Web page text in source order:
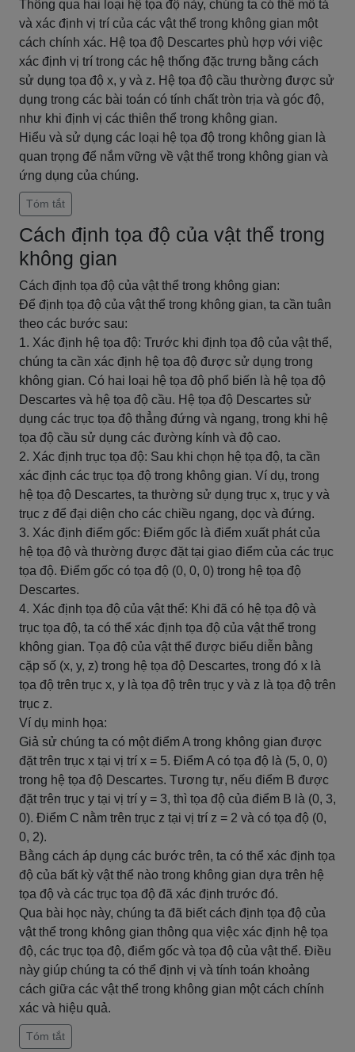
Thông qua hai loại hệ tọa độ này, chúng ta có thể mô tả
và xác định vị trí của các vật thể trong không gian một
cách chính xác. Hệ tọa độ Descartes phù hợp với việc
xác định vị trí trong các hệ thống đặc trưng bằng cách
sử dụng tọa độ x, y và z. Hệ tọa độ cầu thường được sử
dụng trong các bài toán có tính chất tròn trịa và góc độ,
như khi định vị các thiên thể trong không gian.
Hiểu và sử dụng các loại hệ tọa độ trong không gian là
quan trọng để nắm vững về vật thể trong không gian và
ứng dụng của chúng.
Tóm tắt
Cách định tọa độ của vật thể trong
không gian
Cách định tọa độ của vật thể trong không gian:
Để định tọa độ của vật thể trong không gian, ta cần tuân
theo các bước sau:
1. Xác định hệ tọa độ: Trước khi định tọa độ của vật thể,
chúng ta cần xác định hệ tọa độ được sử dụng trong
không gian. Có hai loại hệ tọa độ phổ biến là hệ tọa độ
Descartes và hệ tọa độ cầu. Hệ tọa độ Descartes sử
dụng các trục tọa độ thẳng đứng và ngang, trong khi hệ
tọa độ cầu sử dụng các đường kính và độ cao.
2. Xác định trục tọa độ: Sau khi chọn hệ tọa độ, ta cần
xác định các trục tọa độ trong không gian. Ví dụ, trong
hệ tọa độ Descartes, ta thường sử dụng trục x, trục y và
trục z để đại diện cho các chiều ngang, dọc và đứng.
3. Xác định điểm gốc: Điểm gốc là điểm xuất phát của
hệ tọa độ và thường được đặt tại giao điểm của các trục
tọa độ. Điểm gốc có tọa độ (0, 0, 0) trong hệ tọa độ
Descartes.
4. Xác định tọa độ của vật thể: Khi đã có hệ tọa độ và
trục tọa độ, ta có thể xác định tọa độ của vật thể trong
không gian. Tọa độ của vật thể được biểu diễn bằng
cặp số (x, y, z) trong hệ tọa độ Descartes, trong đó x là
tọa độ trên trục x, y là tọa độ trên trục y và z là tọa độ trên
trục z.
Ví dụ minh họa:
Giả sử chúng ta có một điểm A trong không gian được
đặt trên trục x tại vị trí x = 5. Điểm A có tọa độ là (5, 0, 0)
trong hệ tọa độ Descartes. Tương tự, nếu điểm B được
đặt trên trục y tại vị trí y = 3, thì tọa độ của điểm B là (0, 3,
0). Điểm C nằm trên trục z tại vị trí z = 2 và có tọa độ (0,
0, 2).
Bằng cách áp dụng các bước trên, ta có thể xác định tọa
độ của bất kỳ vật thể nào trong không gian dựa trên hệ
tọa độ và các trục tọa độ đã xác định trước đó.
Qua bài học này, chúng ta đã biết cách định tọa độ của
vật thể trong không gian thông qua việc xác định hệ tọa
độ, các trục tọa độ, điểm gốc và tọa độ của vật thể. Điều
này giúp chúng ta có thể định vị và tính toán khoảng
cách giữa các vật thể trong không gian một cách chính
xác và hiệu quả.
Tóm tắt